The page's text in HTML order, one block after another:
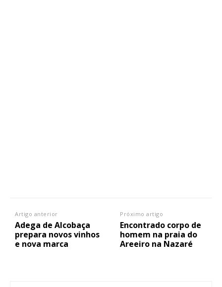
Artigo anterior
Adega de Alcobaça
prepara novos vinhos
e nova marca
Próximo artigo
Encontrado corpo de
homem na praia do
Areeiro na Nazaré